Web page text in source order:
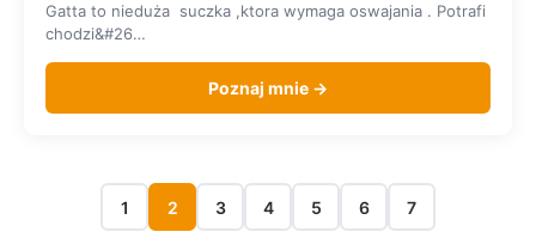
Gatta to nieduża suczka ,ktora wymaga oswajania . Potrafi
chodzi&#26…
Poznaj mnie →
1 2 3 4 5 6 7